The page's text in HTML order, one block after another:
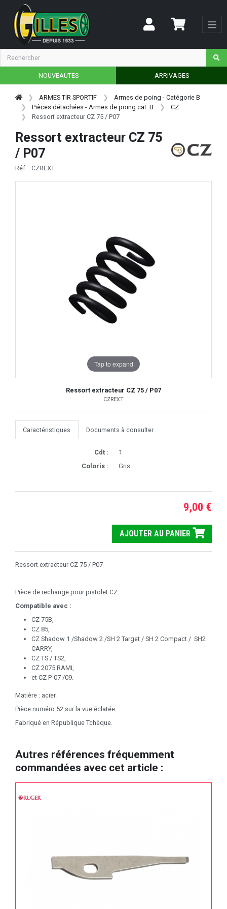
NOUVEAUTES ARRIVAGES
ARMES TIR SPORTIF
Armes de poing - Catégorie B
Pièces détachées - Armes de poing cat. B
CZ
Ressort extracteur CZ 75 / P07
Ressort extracteur CZ 75
/ P07
Réf. : CZREXT
Tap to expand
Ressort extracteur CZ 75 / P07
CZREXT
Caractéristiques Documents à consulter
Cdt :
1
Coloris :
Gris
9,00 €
AJOUTER AU PANIER
Ressort extracteur CZ 75 / P07
Pièce de rechange pour pistolet CZ.
Compatible avec :
CZ 75B,
CZ 85,
CZ Shadow 1 /Shadow 2 /SH 2 Target / SH 2 Compact / SH2
CARRY,
CZ TS / TS2,
CZ 2075 RAMI,
et CZ P-07 /09.
Matière : acier.
Pièce numéro 52 sur la vue éclatée.
Fabriqué en République Tchèque.
Autres références fréquemment
commandées avec cet article :